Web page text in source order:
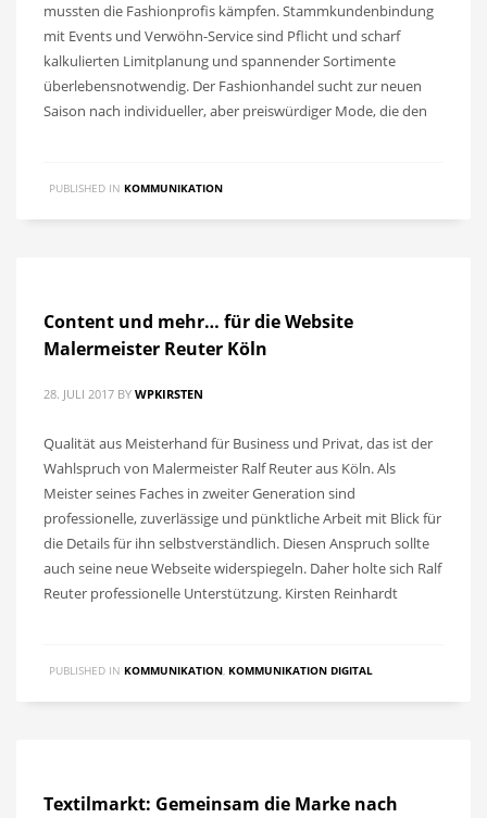
mussten die Fashionprofis kämpfen. Stammkundenbindung
mit Events und Verwöhn-Service sind Pflicht und scharf
kalkulierten Limitplanung und spannender Sortimente
überlebensnotwendig. Der Fashionhandel sucht zur neuen
Saison nach individueller, aber preiswürdiger Mode, die den
PUBLISHED IN KOMMUNIKATION
Content und mehr… für die Website
Malermeister Reuter Köln
28. JULI 2017 BY WPKIRSTEN
Qualität aus Meisterhand für Business und Privat, das ist der
Wahlspruch von Malermeister Ralf Reuter aus Köln. Als
Meister seines Faches in zweiter Generation sind
professionelle, zuverlässige und pünktliche Arbeit mit Blick für
die Details für ihn selbstverständlich. Diesen Anspruch sollte
auch seine neue Webseite widerspiegeln. Daher holte sich Ralf
Reuter professionelle Unterstützung. Kirsten Reinhardt
PUBLISHED IN KOMMUNIKATION, KOMMUNIKATION DIGITAL
Textilmarkt: Gemeinsam die Marke nach